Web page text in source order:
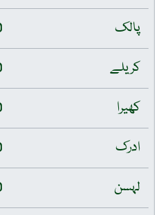
پالک
کریلے
کھیرا
ادرک
لہسن